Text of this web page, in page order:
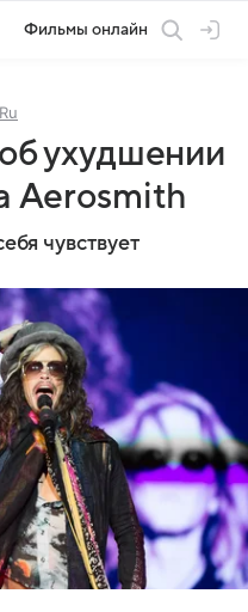
Фильмы онлайн
ухудшении
Aerosmith
чувствует